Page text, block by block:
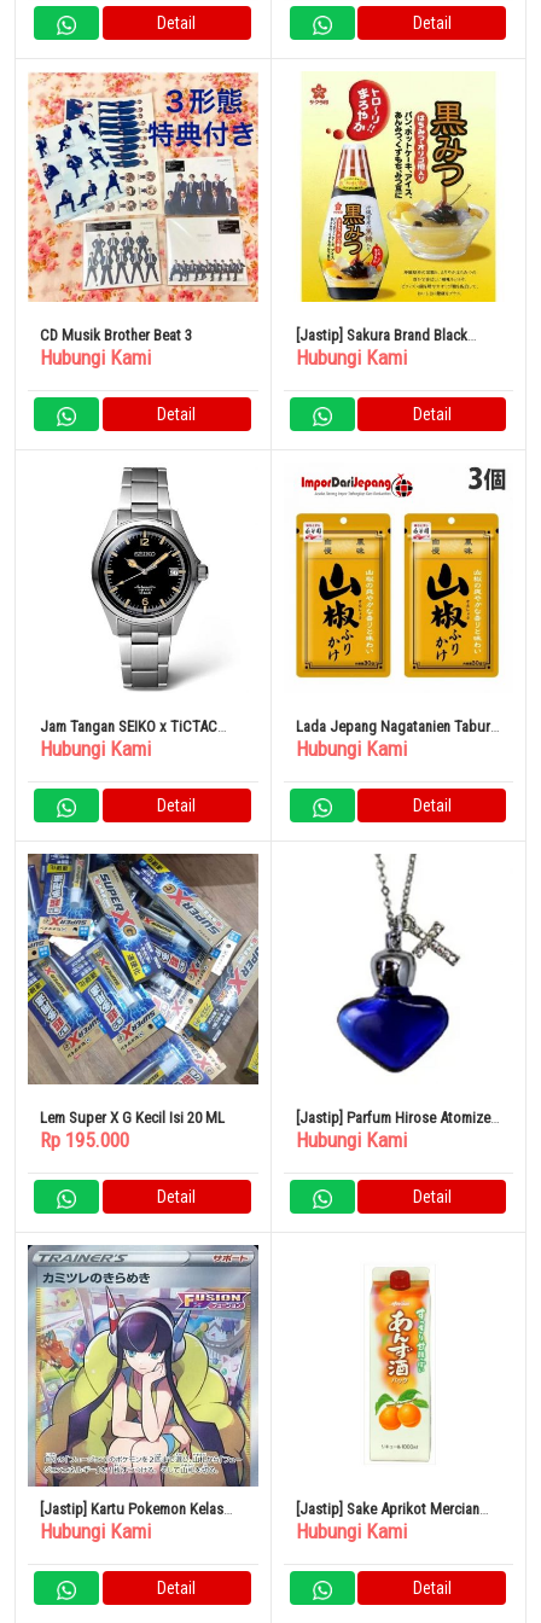
Detail Detail
CD Musik Brother Beat 3
Hubungi Kami
Detail
[Jastip] Sakura Brand Black
Honey 200g x 12 buah
Hubungi Kami
Detail
Jam Tangan SEIKO x TiCTAC
Kolaborasi Peringatan SZSB006
Hubungi Kami
Detail
Lada Jepang Nagatanien Taburi
30g x 3 pcs
Hubungi Kami
Detail
Lem Super X G Kecil Isi 20 ML
Rp 195.000
Detail
[Jastip] Parfum Hirose Atomizer
HIROSE ATOMIZER 1cc Aroma
dengan Dekorasi 17060P Lapis
Cross 1ml
Hubungi Kami
Detail
[Jastip] Kartu Pokemon Kelas
Tinggi VSTAR Universe 246/172
Hubungi Kami
Detail
[Jastip] Sake Aprikot Mercian
Paket 1L 11%
Hubungi Kami
Detail